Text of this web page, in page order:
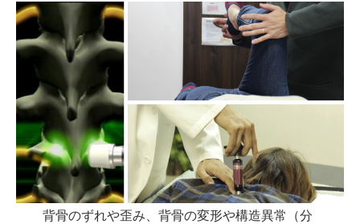
背骨のずれや歪み、背骨の変形や構造異常（分